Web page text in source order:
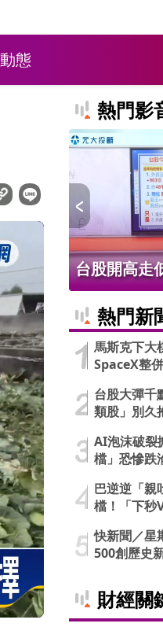
態
熱門影
錯失
好股
房貸不好貸
管會金檢擴
熱門新
馬斯克下大
SpaceX整
台股大彈千
類股」別
AI泡沫破裂
檔」恐慘
巴逆逆「親
檔！「下秒
快新聞／星
500創歷史
財經關